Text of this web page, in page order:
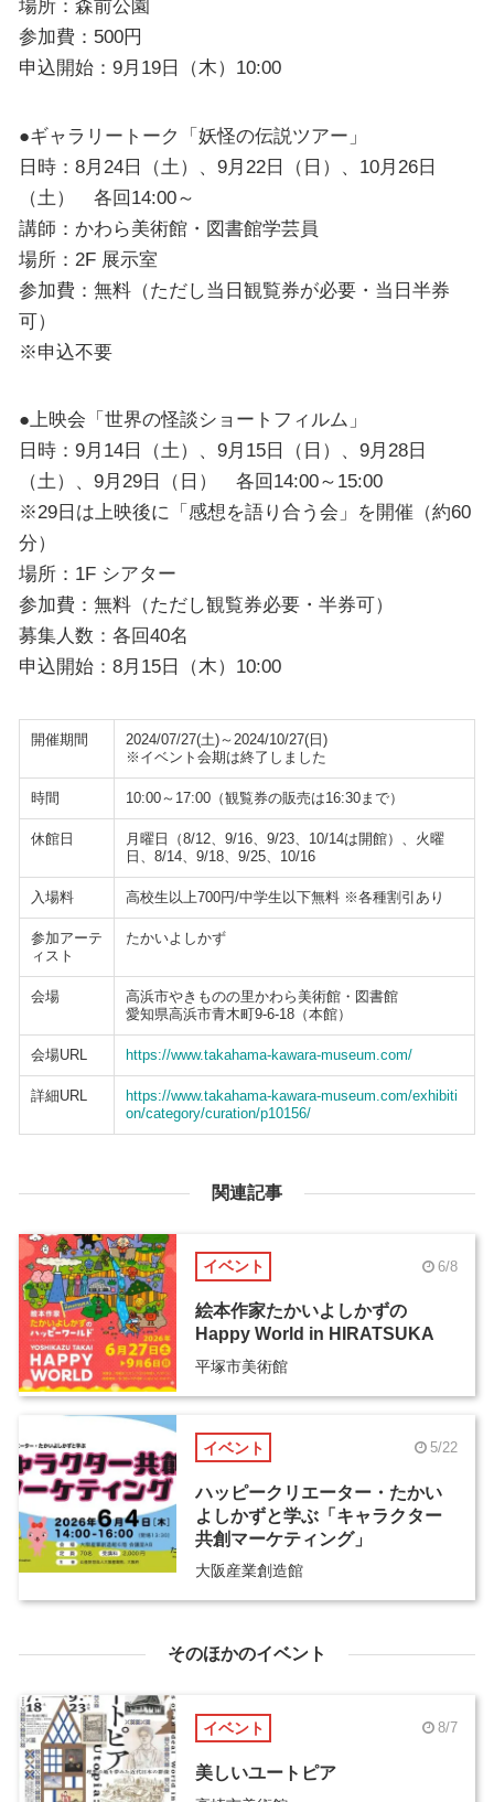
場所：森前公園
参加費：500円
申込開始：9月19日（木）10:00
●ギャラリートーク「妖怪の伝説ツアー」
日時：8月24日（土）、9月22日（日）、10月26日
（土） 各回14:00～
講師：かわら美術館・図書館学芸員
場所：2F 展示室
参加費：無料（ただし当日観覧券が必要・当日半券
可）
※申込不要
●上映会「世界の怪談ショートフィルム」
日時：9月14日（土）、9月15日（日）、9月28日
（土）、9月29日（日） 各回14:00～15:00
※29日は上映後に「感想を語り合う会」を開催（約60
分）
場所：1F シアター
参加費：無料（ただし観覧券必要・半券可）
募集人数：各回40名
申込開始：8月15日（木）10:00
開催期間
2024/07/27(土)～2024/10/27(日)
※イベント会期は終了しました
時間 10:00～17:00（観覧券の販売は16:30まで）
休館日
月曜日（8/12、9/16、9/23、10/14は開館）、火曜
日、8/14、9/18、9/25、10/16
入場料 高校生以上700円/中学生以下無料 ※各種割引あり
参加アーテ
ィスト
たかいよしかず
会場
高浜市やきものの里かわら美術館・図書館
愛知県高浜市青木町9-6-18（本館）
会場URL https://www.takahama-kawara-museum.com/
詳細URL
https://www.takahama-kawara-museum.com/exhibiti
on/category/curation/p10156/
関連記事
イベント 6/8
絵本作家たかいよしかずの
Happy World in HIRATSUKA
平塚市美術館
イベント 5/22
ハッピークリエーター・たかい
よしかずと学ぶ「キャラクター
共創マーケティング」
大阪産業創造館
そのほかのイベント
イベント 8/7
美しいユートピア